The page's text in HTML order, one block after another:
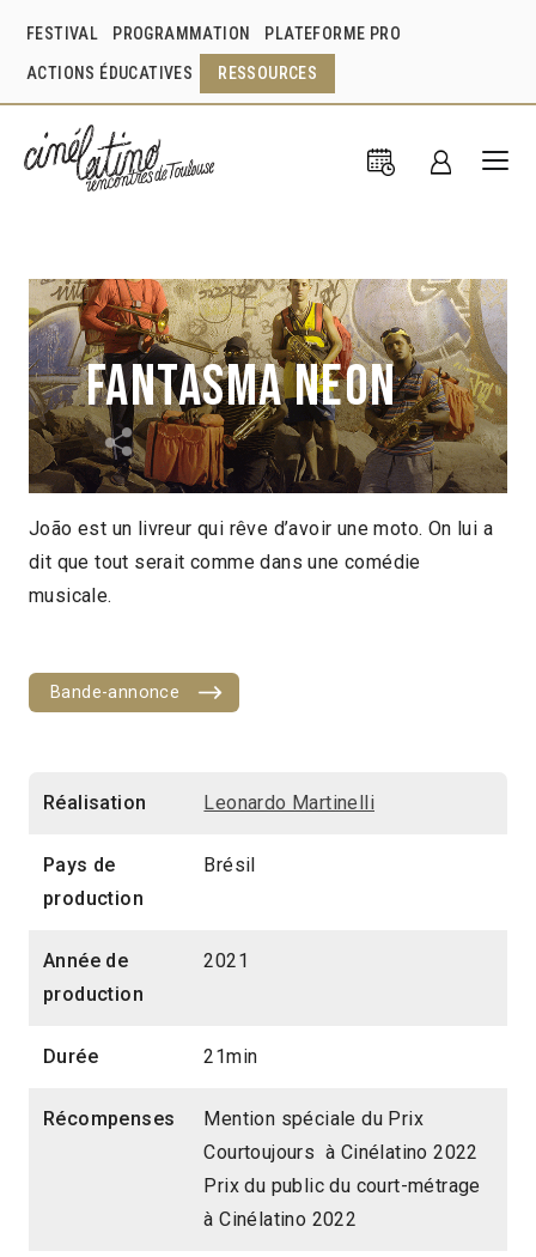
FESTIVAL PROGRAMMATION PLATEFORME PRO
ACTIONS ÉDUCATIVES RESSOURCES
Fantasma Neon
Leonardo Martinelli Brésil 2021
21min
2022 > Compétition Court-métrage
João est un livreur qui rêve d’avoir une moto. On lui a
dit que tout serait comme dans une comédie
musicale.
Bande-annonce
Réalisation Leonardo Martinelli
Pays de
production
Brésil
Année de
production
2021
Durée 21min
Récompenses
Mention spéciale du Prix
Courtoujours à Cinélatino 2022
Prix du public du court-métrage
à Cinélatino 2022